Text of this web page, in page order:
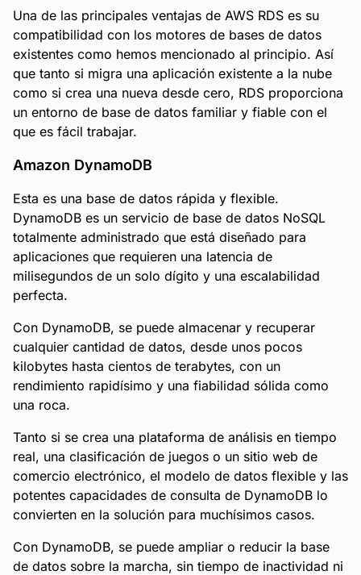
Una de las principales ventajas de AWS RDS es su
compatibilidad con los motores de bases de datos
existentes como hemos mencionado al principio. Así
que tanto si migra una aplicación existente a la nube
como si crea una nueva desde cero, RDS proporciona
un entorno de base de datos familiar y fiable con el
que es fácil trabajar.
Amazon DynamoDB
Esta es una base de datos rápida y flexible.
DynamoDB es un servicio de base de datos NoSQL
totalmente administrado que está diseñado para
aplicaciones que requieren una latencia de
milisegundos de un solo dígito y una escalabilidad
perfecta.
Con DynamoDB, se puede almacenar y recuperar
cualquier cantidad de datos, desde unos pocos
kilobytes hasta cientos de terabytes, con un
rendimiento rapidísimo y una fiabilidad sólida como
una roca.
Tanto si se crea una plataforma de análisis en tiempo
real, una clasificación de juegos o un sitio web de
comercio electrónico, el modelo de datos flexible y las
potentes capacidades de consulta de DynamoDB lo
convierten en la solución para muchísimos casos.
Con DynamoDB, se puede ampliar o reducir la base
de datos sobre la marcha, sin tiempo de inactividad ni